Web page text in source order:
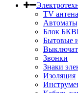
TV
Блок
Бытовые
Звонки
Знаки
Изоляция